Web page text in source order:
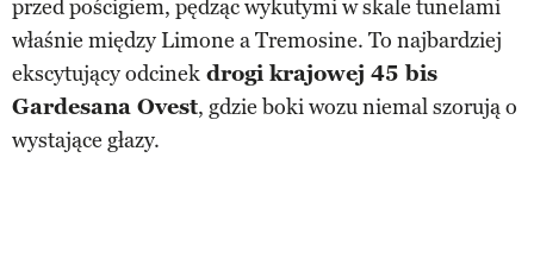
przed pościgiem, pędząc wykutymi w skale tunelami
właśnie między Limone a Tremosine. To najbardziej
ekscytujący odcinek drogi krajowej 45 bis
Gardesana Ovest, gdzie boki wozu niemal szorują o
wystające głazy.